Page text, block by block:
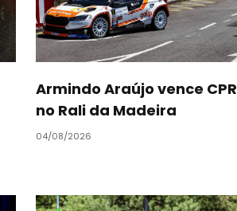
Armindo Araújo vence CPR
no Rali da Madeira
04/08/2026